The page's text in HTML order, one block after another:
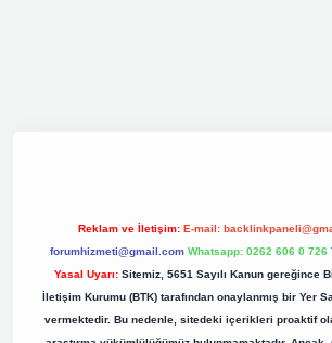
Reklam ve İletişim: E-mail:
forumhizmeti@gmail.com Whatsapp: 0262 606 0 726
Yasal Uyarı: Sitemiz, 5651 Sayılı Kanun gereğince
İletişim Kurumu (BTK) tarafından onaylanmış bir Yer
vermektedir. Bu nedenle, sitedeki içerikleri proaktif